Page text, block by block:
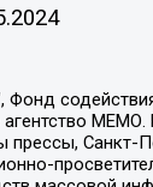
Пискунов Сергей Евгеньевич, Смирнов Сергей Сергеевич, Тихонов Михаил Сергеевич, Общество с ограниченной ответственностью "ЖУРНАЛИСТ-ИНОСТРАННЫЙ АГЕНТ", Арапова Галина Юрьевна, Вольтская Татьяна Анатольевна, Американская компания "Mason G.E.S. Anonymous Foundation" (США), являющаяся владельцем интернет-издания https://mnews.world/, Компания "Stichting Bellingcat", зарегистрированная в Нидерландах (дата регистрации 11.07.2018), Захаров Андрей Вячеславович, Клепиковская Екатерина Дмитриевна, Общество с ограниченной ответственностью "МЕМО", Перл Роман Александрович, Симонов Евгений Алексеевич, Соловьева Елена Анатольевна, Сотников Даниил Владимирович, Сурначева Елизавета Дмитриевна, Автономная некоммерческая организация по защите прав человека и информированию населения "Якутия – Наше Мнение", Общество с ограниченной